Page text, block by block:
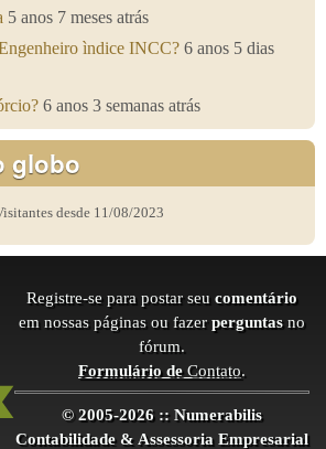
5 anos 7 meses atrás
ìndice INCC? 6 anos 5 dias
6 anos 3 semanas atrás
globo
desde 11/08/2023
Registre-se para postar seu comentário
em nossas páginas ou fazer perguntas no
fórum.
Formulário deContato.
© 2005-2026 :: Numerabilis
Contabilidade & Assessoria Empresarial